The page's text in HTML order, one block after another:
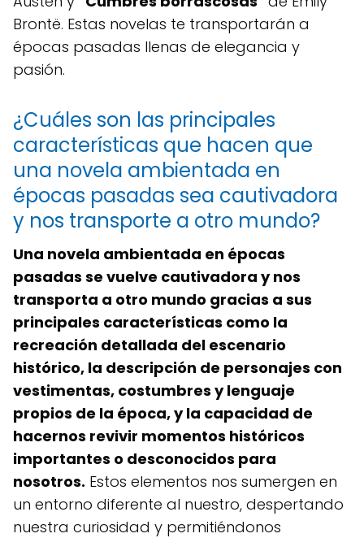
Brontë. Estas novelas te transportarán a
épocas pasadas llenas de elegancia y
pasión.
¿Cuáles son las principales
características que hacen que
una novela ambientada en
épocas pasadas sea cautivadora
y nos transporte a otro mundo?
Una novela ambientada en épocas
pasadas se vuelve cautivadora y nos
transporta a otro mundo gracias a sus
principales características como la
recreación detallada del escenario
histórico, la descripción de personajes con
vestimentas, costumbres y lenguaje
propios de la época, y la capacidad de
hacernos revivir momentos históricos
importantes o desconocidos para
nosotros. Estos elementos nos sumergen en
un entorno diferente al nuestro, despertando
nuestra curiosidad y permitiéndonos